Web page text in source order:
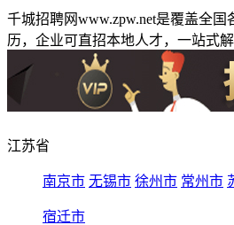
千城招聘网www.zpw.net是覆盖全
历，企业可直招本地人才，一站式
江苏省
南京市 无锡市 徐州市 常州市
宿迁市